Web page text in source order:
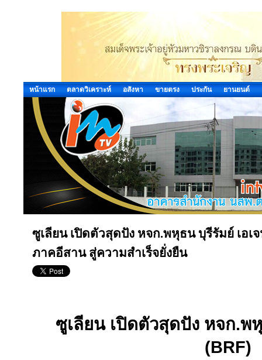
หน้าแรก ตลาดวิเคราะห์ อสังหา ขายตรง ประกัน ยานยนต์
ซูเลียน เปิดตัวสุดปัง หจก.พหุธน บุรีรัมย์ เอเ
ภาคอีสาน สู่ความสำเร็จยั่งยืน
ซูเลียน เปิดตัวสุดปัง หจก.พ
(BRF)